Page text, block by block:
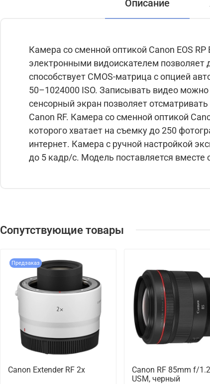
Описание
Камера со сменной оптикой Canon EOS
электронными видоискателем
способствует CMOS-матрица с опцией
50–1024000 ISO. Записывать видео
сенсорный экран позволяет
Canon RF. Камера со сменной оптикой
которого хватает на съемку до 250
интернет. Камера с ручной настройкой
до 5 кадр/с. Модель поставляется вместе
Сопутствующие товары
Предзаказ
Canon Extender RF 2x
Canon RF 85mm f/
USM, черный